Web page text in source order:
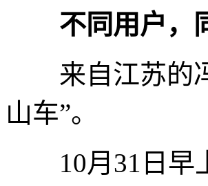
不同用户，
来自江苏的冯
山车”。
10月31日早上